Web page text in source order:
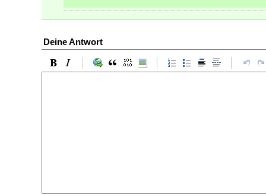
Deine Antwort